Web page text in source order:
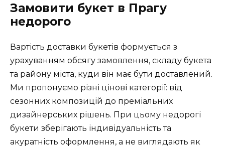
Замовити букет в Прагу
недорого
Вартість доставки букетів формується з
урахуванням обсягу замовлення, складу букета
та району міста, куди він має бути доставлений.
Ми пропонуємо різні цінові категорії: від
сезонних композицій до преміальних
дизайнерських рішень. При цьому недорогі
букети зберігають індивідуальність та
акуратність оформлення, а не виглядають як